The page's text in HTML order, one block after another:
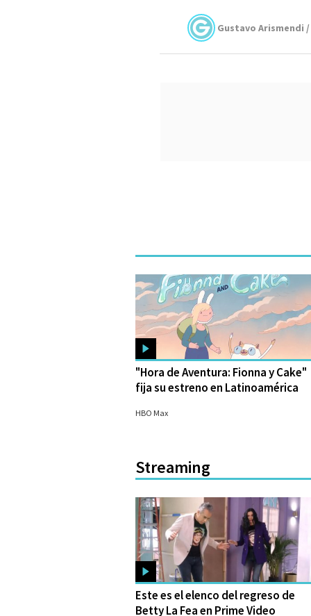
Gustavo Arismendi
"Hora de Aventura: Fionna y Cake"
fija su estreno en Latinoamérica
HBO Max
Streaming
Este es el elenco del regreso de
Betty La Fea en Prime Video